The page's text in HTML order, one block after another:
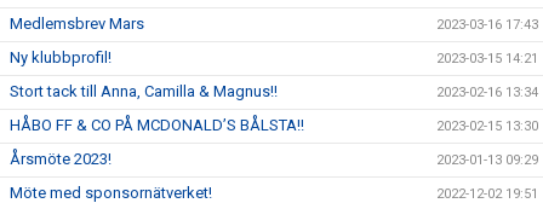
Medlemsbrev Mars 2023-03-16 17:43
Ny klubbprofil! 2023-03-15 14:21
Stort tack till Anna, Camilla & Magnus!! 2023-02-16 13:34
HÅBO FF & CO PÅ MCDONALD’S BÅLSTA!! 2023-02-15 13:30
Årsmöte 2023! 2023-01-13 09:29
Möte med sponsornätverket! 2022-12-02 19:51